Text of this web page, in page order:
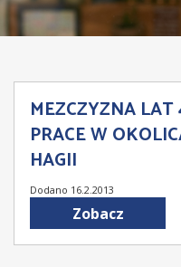
MEZCZYZNA
PRACE W
HAGII
Dodano 16.2.2013
Zobacz